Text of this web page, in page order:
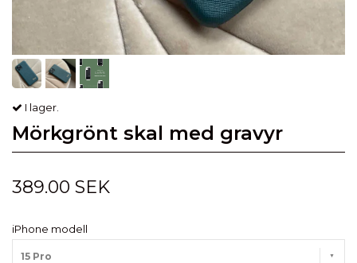
I lager.
Mörkgrönt skal med gravyr
389.00 SEK
iPhone modell
15 Pro